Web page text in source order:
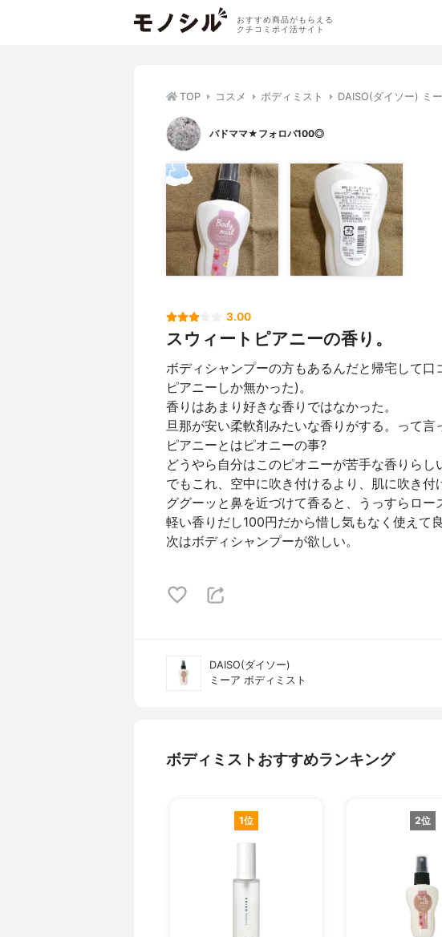
おすすめ商品がもらえる
クチコミポイ活サイト
TOP コスメ ボディミスト DAISO(ダイソー) ミ
バドママ★フォロバ100◎
3.00
スウィートピアニーの香り。
ボディシャンプーの方もあるんだと帰宅して
ピアニーしか無かった)。
香りはあまり好きな香りではなかった。
旦那が安い柔軟剤みたいな香りがする。って言
ピアニーとはピオニーの事?
どうやら自分はこのピオニーが苦手な香りらし
でもこれ、空中に吹き付けるより、肌に吹き付
ググーッと鼻を近づけて香ると、うっすらロー
軽い香りだし100円だから惜し気もなく使えて
次はボディシャンプーが欲しい。
DAISO(ダイソー)
ミーア ボディミスト
ボディミストおすすめランキング
1位 2位